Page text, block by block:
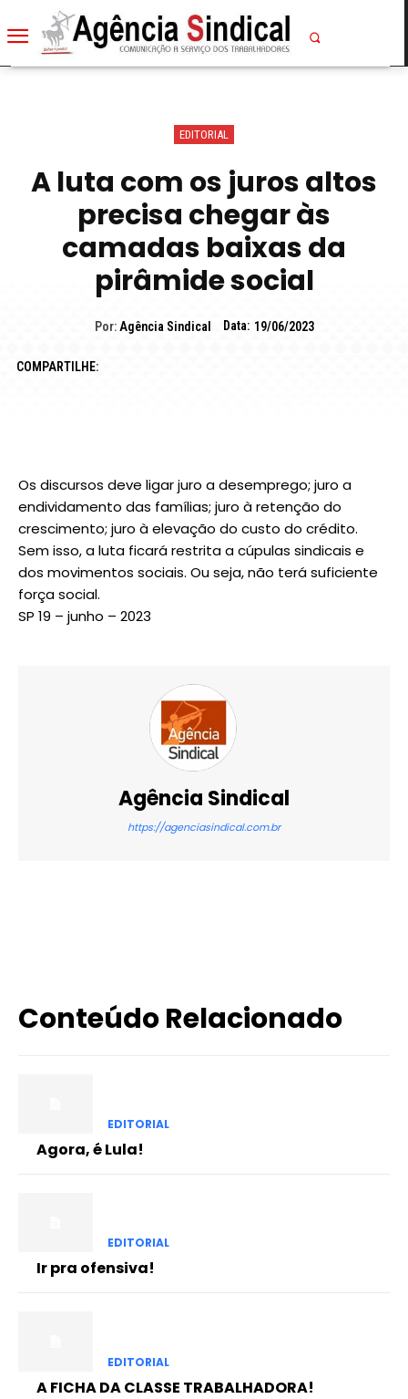
EDITORIAL
A luta com os juros altos
precisa chegar às
camadas baixas da
pirâmide social
Por: Agência Sindical Data: 19/06/2023
COMPARTILHE:
Os discursos deve ligar juro a desemprego; juro a
endividamento das famílias; juro à retenção do
crescimento; juro à elevação do custo do crédito.
Sem isso, a luta ficará restrita a cúpulas sindicais e
dos movimentos sociais. Ou seja, não terá suficiente
força social.
SP 19 – junho – 2023
Agência Sindical
https://agenciasindical.com.br
Conteúdo Relacionado
EDITORIAL
Agora, é Lula!
EDITORIAL
Ir pra ofensiva!
EDITORIAL
A FICHA DA CLASSE TRABALHADORA!